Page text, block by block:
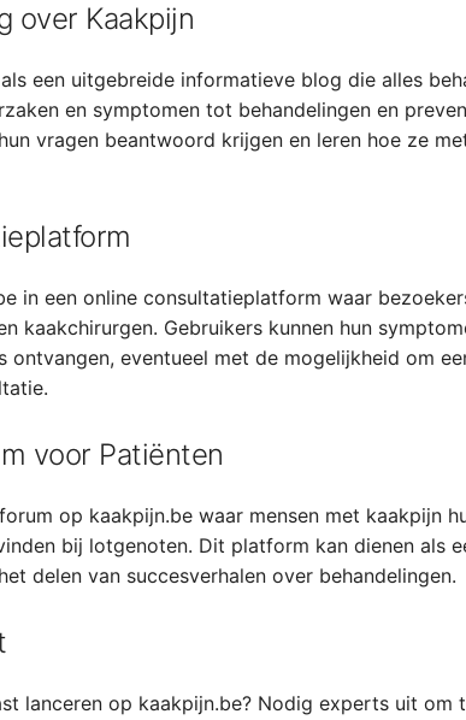
over Kaakpijn
een uitgebreide informatieve blog die alles
en symptomen tot behandelingen en
vragen beantwoord krijgen en leren hoe ze
in een online consultatieplatform waar
kaakchirurgen. Gebruikers kunnen hun
ontvangen, eventueel met de mogelijkheid om
voor Patiënten
op kaakpijn.be waar mensen met kaakpijn
bij lotgenoten. Dit platform kan dienen als
delen van succesverhalen over behandelingen.
lanceren op kaakpijn.be? Nodig experts uit om